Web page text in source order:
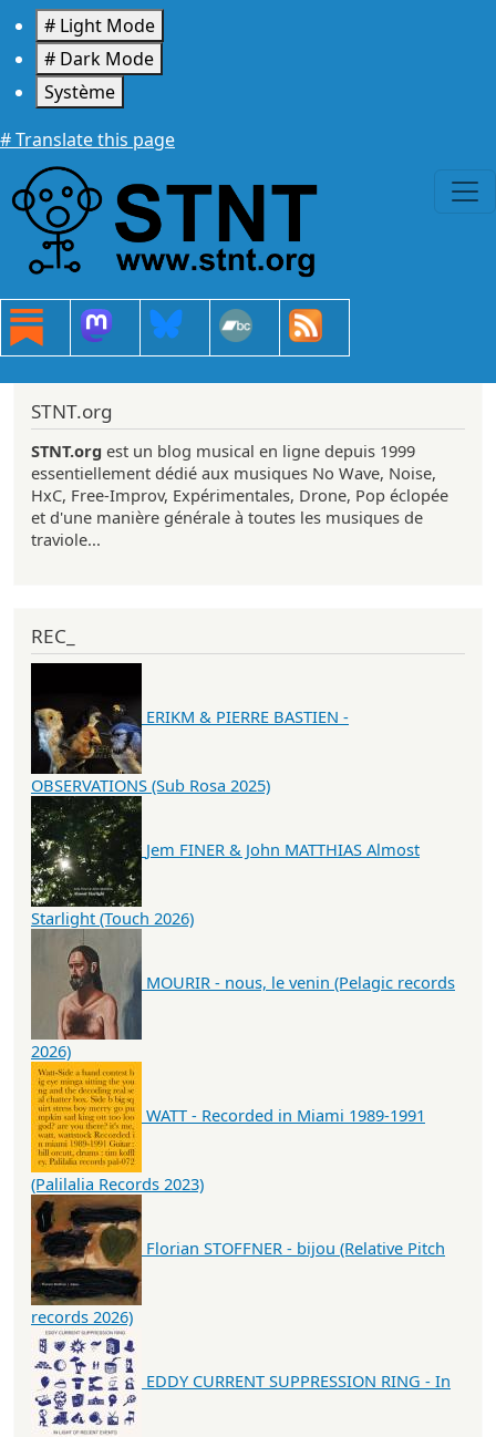
Aller au contenu principal
# Light Mode
# Dark Mode
Système
# Translate this page
STNT.org
STNT.org est un blog musical en ligne depuis 1999
essentiellement dédié aux musiques No Wave, Noise,
HxC, Free-Improv, Expérimentales, Drone, Pop éclopée
et d'une manière générale à toutes les musiques de
traviole...
REC_
ERIKM & PIERRE BASTIEN -
OBSERVATIONS (Sub Rosa 2025)
Jem FINER & John MATTHIAS Almost
Starlight (Touch 2026)
MOURIR - nous, le venin (Pelagic records
2026)
WATT - Recorded in Miami 1989-1991
(Palilalia Records 2023)
Florian STOFFNER - bijou (Relative Pitch
records 2026)
EDDY CURRENT SUPPRESSION RING - In